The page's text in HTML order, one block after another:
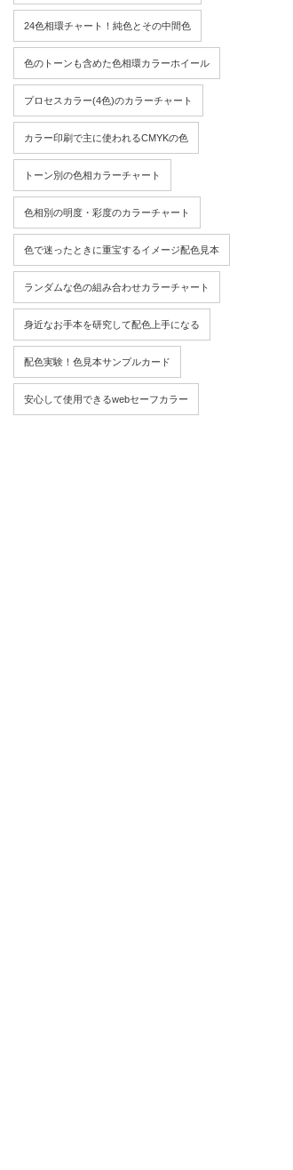
24色相環チャート！純色とその中間色
色のトーンも含めた色相環カラーホイール
プロセスカラー(4色)のカラーチャート
カラー印刷で主に使われるCMYKの色
トーン別の色相カラーチャート
色相別の明度・彩度のカラーチャート
色で迷ったときに重宝するイメージ配色見本
ランダムな色の組み合わせカラーチャート
身近なお手本を研究して配色上手になる
配色実験！色見本サンプルカード
安心して使用できるwebセーフカラー